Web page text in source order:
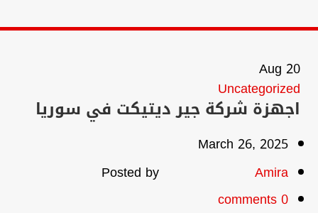
20
Aug
Uncategorized
اجهزة شركة جير ديتيكت في سوريا
March 26, 2025
Posted by
Amira
0
comments